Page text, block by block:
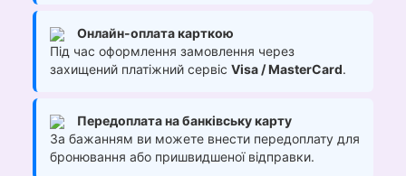
Онлайн-оплата карткою
Під час оформлення замовлення через
захищений платіжний сервіс Visa / MasterCard.
Передоплата на банківську карту
За бажанням ви можете внести передоплату для
бронювання або пришвидшеної відправки.